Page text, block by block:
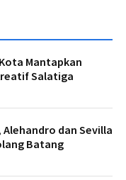
Mantapkan
Salatiga
dan Sevilla
Batang